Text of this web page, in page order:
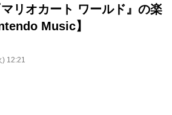
リオカート ワールド』の楽
Music】
) 12:21